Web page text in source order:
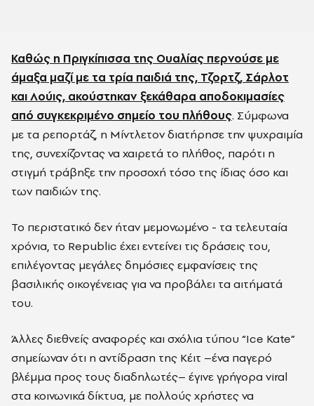
Καθώς η Πριγκίπισσα της Ουαλίας περνούσε με
άμαξα μαζί με τα τρία παιδιά της, Τζορτζ, Σάρλοτ
και Λούις, ακούστηκαν ξεκάθαρα αποδοκιμασίες
από συγκεκριμένο σημείο του πλήθους. Σύμφωνα
με τα ρεπορτάζ, η Μίντλετον διατήρησε την ψυχραιμία
της, συνεχίζοντας να χαιρετά το πλήθος, παρότι η
στιγμή τράβηξε την προσοχή τόσο της ίδιας όσο και
των παιδιών της.
Το περιστατικό δεν ήταν μεμονωμένο - τα τελευταία
χρόνια, το Republic έχει εντείνει τις δράσεις του,
επιλέγοντας μεγάλες δημόσιες εμφανίσεις της
βασιλικής οικογένειας για να προβάλει τα αιτήματά
του.
Άλλες διεθνείς αναφορές και σχόλια τύπου “Ice Kate”
σημείωναν ότι η αντίδραση της Κέιτ –ένα παγερό
βλέμμα προς τους διαδηλωτές– έγινε γρήγορα viral
στα κοινωνικά δίκτυα, με πολλούς χρήστες να